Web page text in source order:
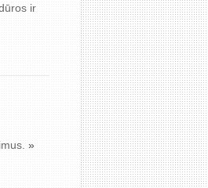
ir
»